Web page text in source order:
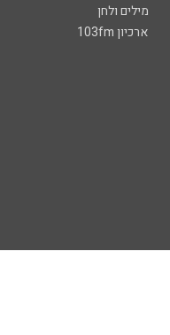
מילים ולחן
ארכיון 103fm